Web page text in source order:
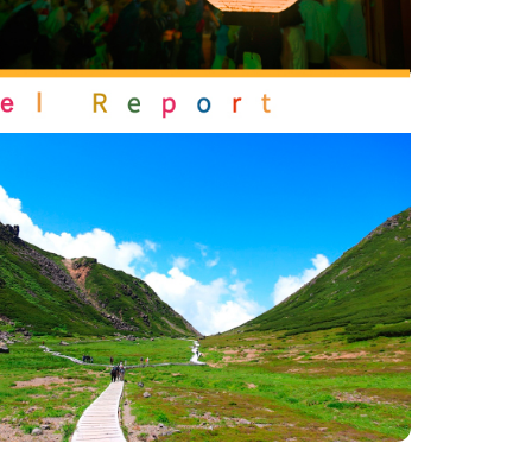
イド
ベース
の皆様へ
ー お問い合わせ
広告掲載 サイトポリシー